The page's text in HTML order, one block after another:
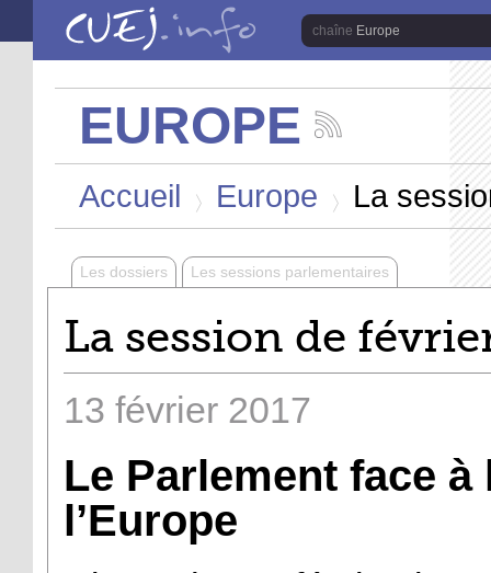
Aller au contenu principal
Europe
EUROPE
les
de
la
Accueil Europe La
Les dossiers Les sessions parlementaires
La session de
13 février 2017
Le Parlement face
l’Europe